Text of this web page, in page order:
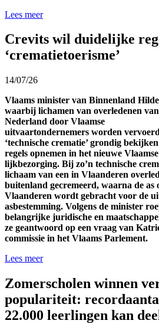
Lees meer
Crevits wil duidelijke
‘crematietoerisme’
14/07/26
Vlaams minister van Binnenland
waarbij lichamen van overledenen
Nederland door Vlaamse
uitvaartondernemers worden
‘technische crematie’ grondig
regels opnemen in het nieuwe
lijkbezorging. Bij zo’n technische
lichaam van een in Vlaanderen
buitenland gecremeerd, waarna de as
Vlaanderen wordt gebracht voor de
asbestemming. Volgens de minister
belangrijke juridische en
ze geantwoord op een vraag van
commissie in het Vlaams Parlement.
Lees meer
Zomerscholen winnen
populariteit:
22.000 leerlingen kan